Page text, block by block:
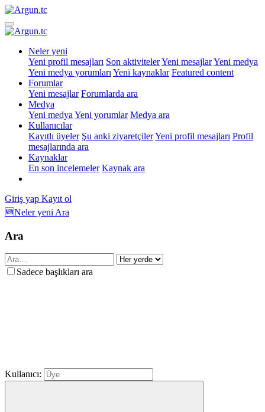
Neler yeni
Yeni profil mesajları Son aktivitelerYeni mesajlarYeni medya
Yeni medya yorumları Yeni kaynaklar Featured content
Forumlar
Yeni mesajlar Forumlarda ara
Medya
Yeni medya Yeni yorumlar Medya ara
Kullanıcılar
Kayıtlı üyeler Şu anki ziyaretçilerYeni profil mesajları Profil
mesajlarında ara
Kaynaklar
En son incelemeler Kaynak ara
Giriş yap Kayıt ol
🆕Neler yeni Ara
Ara
Sadece başlıkları ara
Kullanıcı: